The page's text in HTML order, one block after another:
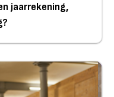
jaarrekening,